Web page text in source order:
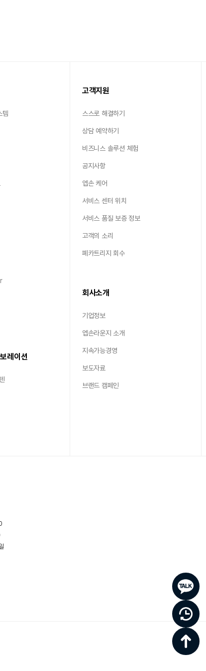
템
레이션
고객지원
스스로 해결하기
상담 예약하기
비즈니스 솔루션 체험
공지사항
엡손 케어
서비스 센터 위치
서비스 품질 보증 정보
고객의 소리
폐카트리지 회수
회사소개
기업정보
엡손라운지 소개
지속가능경영
보도자료
브랜드 캠페인